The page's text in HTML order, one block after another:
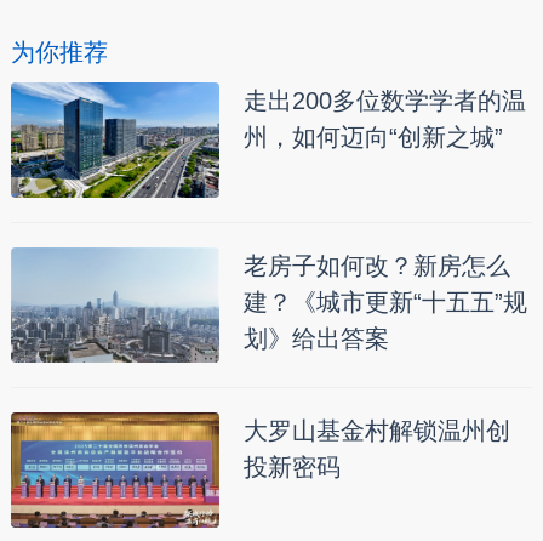
为你推荐
走出200多位数学学者的温
州，如何迈向“创新之城”
老房子如何改？新房怎么
建？《城市更新“十五五”规
划》给出答案
大罗山基金村解锁温州创
投新密码